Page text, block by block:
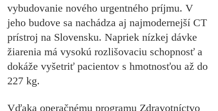
vybudovanie nového urgentného príjmu. V
jeho budove sa nachádza aj najmodernejší CT
prístroj na Slovensku. Napriek nízkej dávke
žiarenia má vysokú rozlišovaciu schopnosť a
dokáže vyšetriť pacientov s hmotnosťou až do
227 kg.
Vďaka operačnému programu Zdravotníctvo